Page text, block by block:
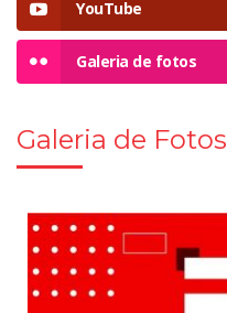
YouTube
Galeria de fotos
Galeria de Fotos